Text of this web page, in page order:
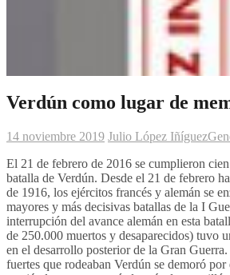
Verdún como lugar de
14 noviembre 2019 Julio López Iñíguez
El 21 de febrero de 2016 se cumplieron
batalla de Verdún. Desde el 21 de febrero
de 1916, los ejércitos francés y alemán se
mayores y más decisivas batallas de la I
interrupción del avance alemán en esta
de 250.000 muertos y desaparecidos) tuvo
en el desarrollo posterior de la Gran
fuertes que rodeaban Verdún se demoró por